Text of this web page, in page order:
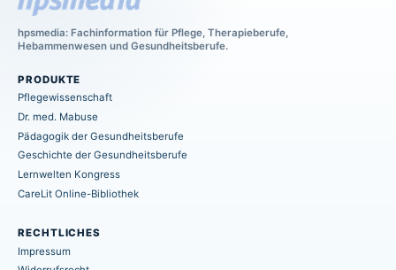
hpsmedia: Fachinformation für Pflege, Therapieberufe,
Hebammenwesen und Gesundheitsberufe.
PRODUKTE
Pflegewissenschaft
Dr. med. Mabuse
Pädagogik der Gesundheitsberufe
Geschichte der Gesundheitsberufe
Lernwelten Kongress
CareLit Online-Bibliothek
RECHTLICHES
Impressum